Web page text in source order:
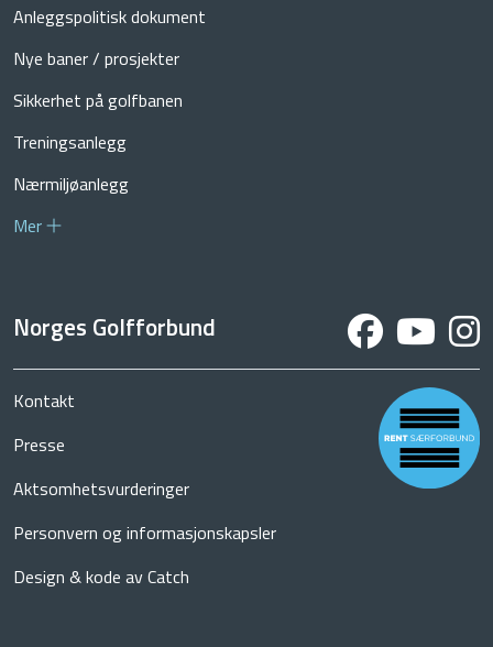
Anleggspolitisk dokument
Nye baner / prosjekter
Sikkerhet på golfbanen
Treningsanlegg
Nærmiljøanlegg
Mer
Norges Golfforbund
Kontakt
Presse
Aktsomhetsvurderinger
Personvern og informasjonskapsler
Design & kode av Catch